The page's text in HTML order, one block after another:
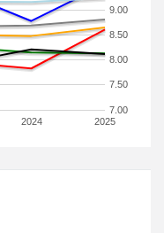
2024 2025
7.00
7.50
8.00
8.50
9.00